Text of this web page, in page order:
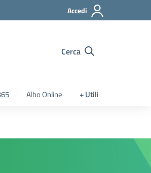
Accedi
Cerca
Albo Online + Utili